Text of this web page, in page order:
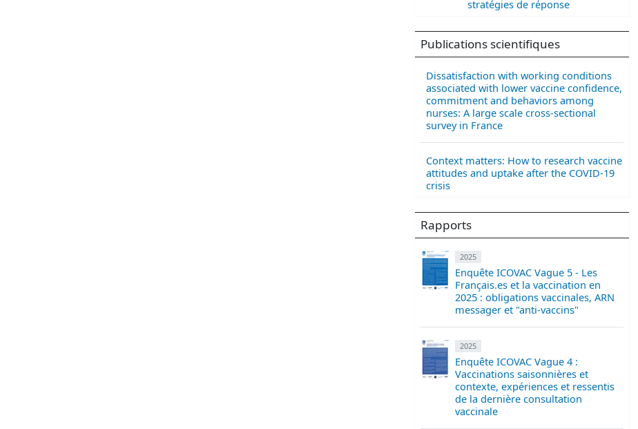
stratégies de réponse
Publications scientifiques
Dissatisfaction with working conditions
associated with lower vaccine confidence,
commitment and behaviors among
nurses: A large scale cross-sectional
survey in France
Context matters: How to research vaccine
attitudes and uptake after the COVID-19
crisis
Rapports
2025
Enquête ICOVAC Vague 5 - Les
Français.es et la vaccination en
2025 : obligations vaccinales, ARN
messager et "anti-vaccins"
2025
Enquête ICOVAC Vague 4 :
Vaccinations saisonnières et
contexte, expériences et ressentis
de la dernière consultation
vaccinale